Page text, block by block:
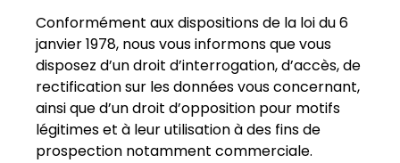
Conformément aux dispositions de la loi du 6
janvier 1978, nous vous informons que vous
disposez d’un droit d’interrogation, d’accès, de
rectification sur les données vous concernant,
ainsi que d’un droit d’opposition pour motifs
légitimes et à leur utilisation à des fins de
prospection notamment commerciale.